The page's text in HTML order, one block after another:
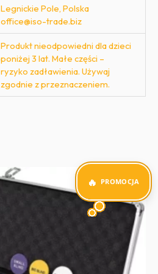
Legnickie Pole, Polska
office@iso-trade.biz
Produkt nieodpowiedni dla dzieci
poniżej 3 lat. Małe części –
ryzyko zadławienia. Używaj
zgodnie z przeznaczeniem.
PROMOCJA